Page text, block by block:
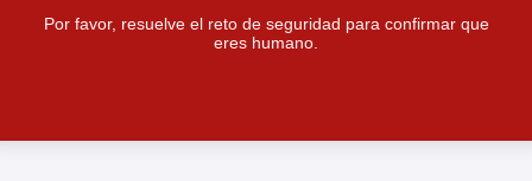
Por favor, resuelve el reto de seguridad para confirmar que
eres humano.